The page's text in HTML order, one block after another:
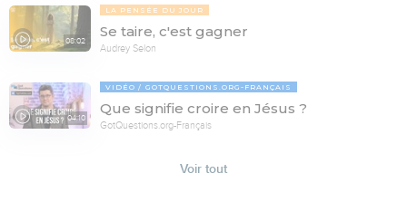
08:02
LA PENSÉE DU JOUR
Se taire, c'est gagner
Audrey Selon
04:10
VIDÉO GOTQUESTIONS.ORG-FRANÇAIS
Que signifie croire en Jésus ?
GotQuestions.org-Français
Voir tout